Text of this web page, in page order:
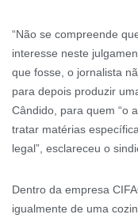
“Não se compreende
interesse neste
que fosse, o jornalista
para depois produzir
Cândido, para quem “o
tratar matérias
legal”, esclareceu o
Dentro da empresa
igualmente de uma